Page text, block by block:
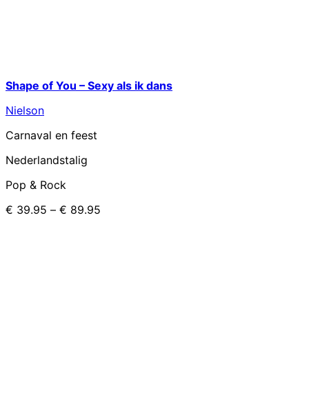
Shape of You – Sexy als ik dans
Nielson
Carnaval en feest
Nederlandstalig
Pop & Rock
€ 39.95 – € 89.95